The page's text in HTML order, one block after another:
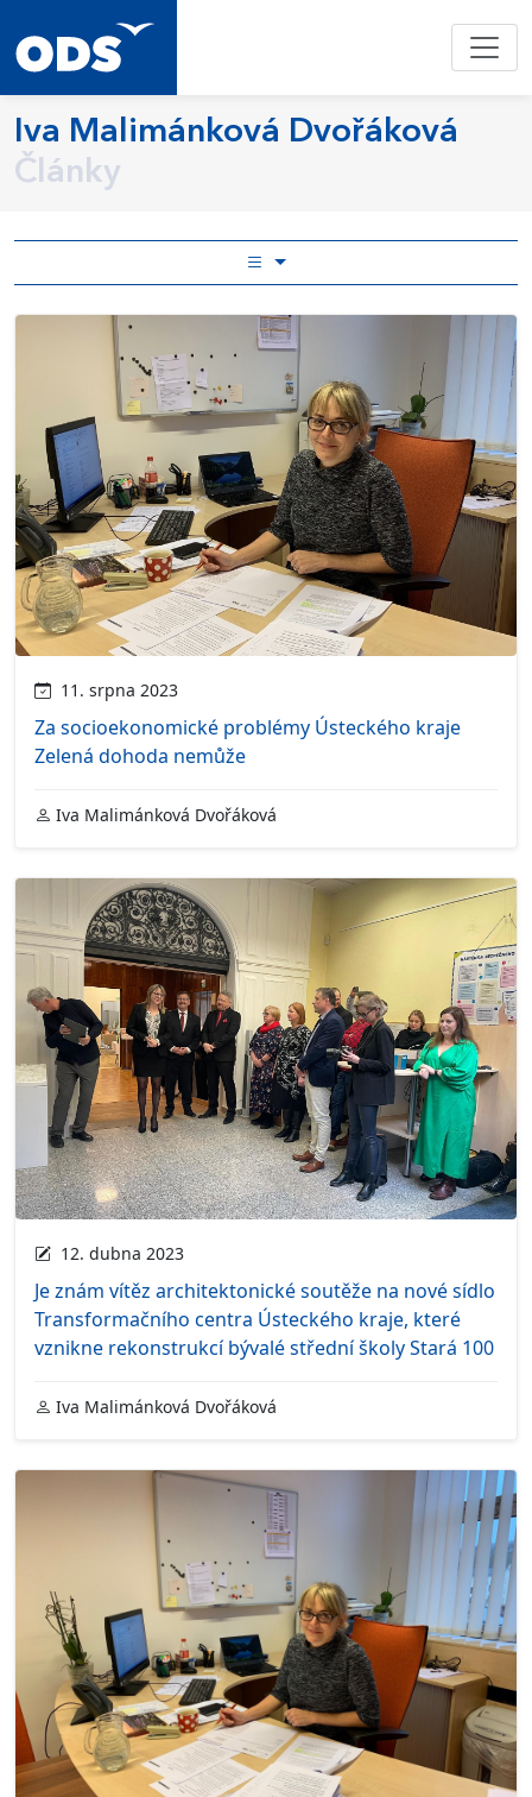
Iva Malimánková Dvořáková
Články
11. srpna 2023
Za socioekonomické problémy Ústeckého kraje
Zelená dohoda nemůže
Iva Malimánková Dvořáková
12. dubna 2023
Je znám vítěz architektonické soutěže na nové sídlo
Transformačního centra Ústeckého kraje, které
vznikne rekonstrukcí bývalé střední školy Stará 100
Iva Malimánková Dvořáková